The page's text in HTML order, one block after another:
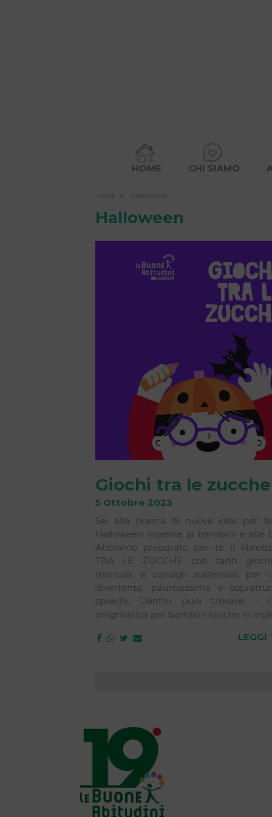
HOME CHI SIAMO
HOME » HALLOWEEN
Halloween
Giochi tra le zucche
5 Ottobre 2023
Sei alla ricerca di nuove idee per
Halloween insieme ai bambini e alle
Abbiamo preparato per te il
TRA LE ZUCCHE con tanti
manuali e consigli sostenibili per
divertente, paurosissima e
sprechi. Dentro puoi trovare: •
enigmistica per bambini (anche in